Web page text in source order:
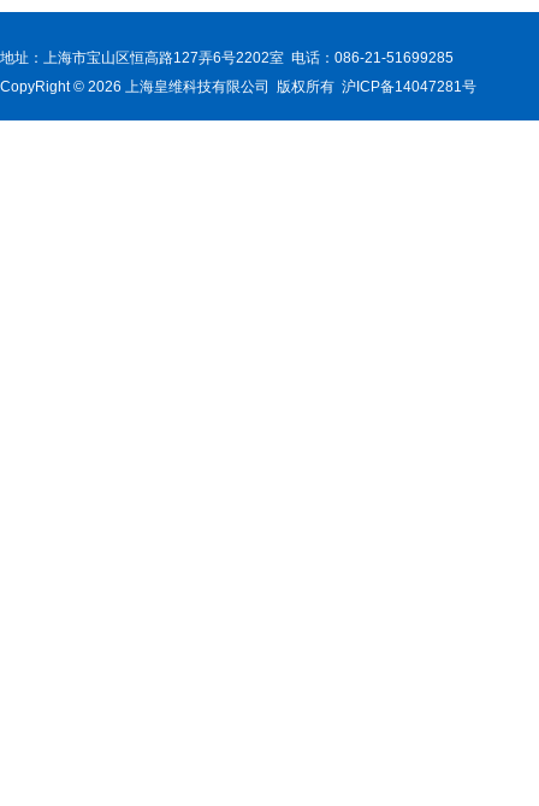
地址：上海市宝山区恒高路127弄6号2202室 电话：086-21-51699285
CopyRight © 2026 上海皇维科技有限公司 版权所有 沪ICP备14047281号